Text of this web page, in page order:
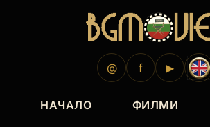
@ f ▶
НАЧАЛО ФИЛМИ